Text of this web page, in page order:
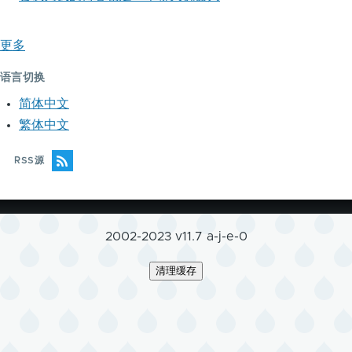
更多
语言切换
简体中文
繁体中文
RSS源
2002-2023 v11.7 a-j-e-0